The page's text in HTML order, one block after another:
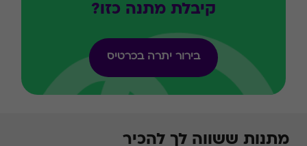
קיבלת מתנה כזו?
בירור יתרה בכרטיס
מתנות ששווה לך להכיר